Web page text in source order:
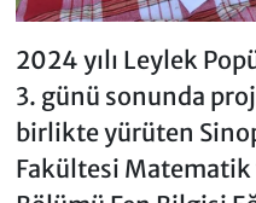
2024 yılı Leylek
3. günü sonunda
birlikte yürüten
Fakültesi